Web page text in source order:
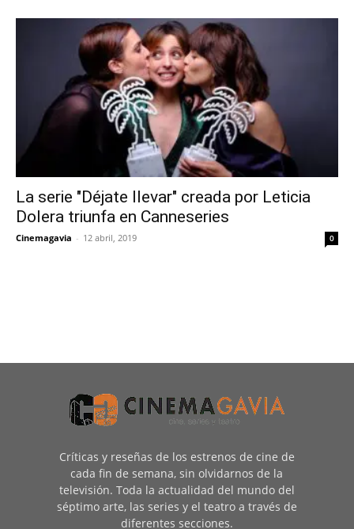
La serie "Déjate llevar" creada por Leticia
Dolera triunfa en Canneseries
Cinemagavia - 12 abril, 2019 0
Críticas y reseñas de los estrenos de cine de
cada fin de semana, sin olvidarnos de la
televisión. Toda la actualidad del mundo del
séptimo arte, las series y el teatro a través de
diferentes secciones.